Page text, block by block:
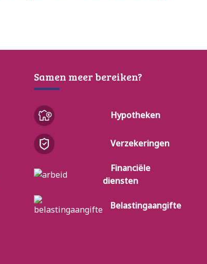
Samen meer bereiken?
Hypotheken
Verzekeringen
Financiële
diensten
Belastingaangifte